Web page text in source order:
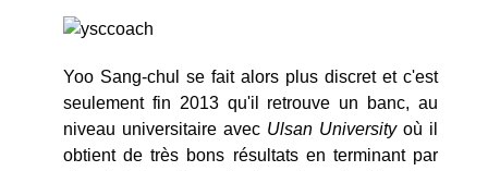
Yoo Sang-chul se fait alors plus discret et c'est
seulement fin 2013 qu'il retrouve un banc, au
niveau universitaire avec Ulsan Universityoù il
obtient de très bons résultats en terminant par